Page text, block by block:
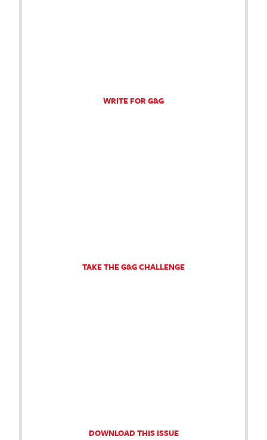
WRITE FOR G&G
TAKE THE G&G CHALLENGE
DOWNLOAD THIS ISSUE